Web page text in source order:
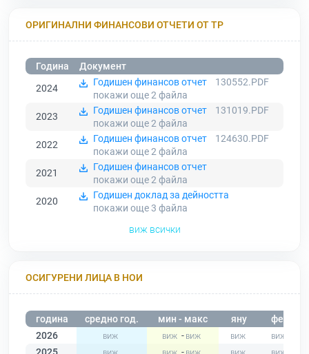
ОРИГИНАЛНИ ФИНАНСОВИ ОТЧЕТИ ОТ ТР
Година
Документ
2024
Годишен финансов отчет
130552.PDF
покажи още 2файла
2023
Годишен финансов отчет
131019.PDF
покажи още 2файла
2022
Годишен финансов отчет
124630.PDF
покажи още 2файла
2021
Годишен финансов отчет
покажи още 2файла
2020
Годишен доклад за дейността
покажи още 3 файла
виж всички
ОСИГУРЕНИ ЛИЦА В НОИ
година средно год. мин - макс яну
фев
2026
-